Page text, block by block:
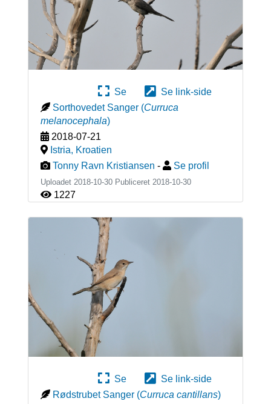
Se
Se link-side
Sorthovedet Sanger (Curruca
melanocephala)
2018-07-21
Istria, Kroatien
Tonny Ravn Kristiansen - Se profil
Uploadet 2018-10-30 Publiceret 2018-10-30
1227
Se
Se link-side
Rødstrubet Sanger (Curruca cantillans)